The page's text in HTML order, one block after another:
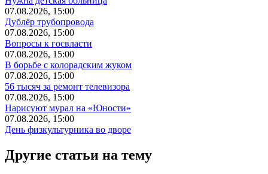
07.08.2026, 15:00
Дублёр трубопровода
07.08.2026, 15:00
Вопросы к госвласти
07.08.2026, 15:00
В борьбе с колорадским жуком
07.08.2026, 15:00
56 тысяч за ремонт телевизора
07.08.2026, 15:00
Нарисуют мурал на «Юности»
07.08.2026, 15:00
День физкультурника во дворе
Другие статьи на тему